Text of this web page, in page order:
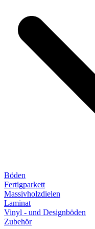
Böden
Fertigparkett
Massivholzdielen
Laminat
Vinyl - und Designböden
Zubehör